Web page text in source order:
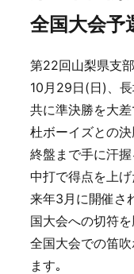
全国大会予
第22回山梨県支
10月29日(日)、長
共に準決勝を大
杜ボーイズとの決
終盤まで手に汗
中打で得点を上
来年3月に開催さ
国大会への切符を
全国大会での笛
ます｡